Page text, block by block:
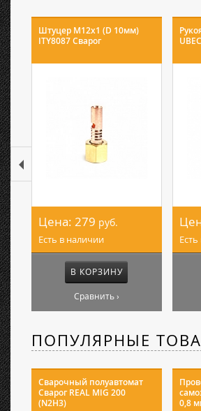
Штуцер М12х1 (D 10мм)
ITY8087 Сварог
Цена: 279 руб.
Есть в наличии
В КОРЗИНУ
Сравнить ›
ПОПУЛЯРНЫЕ
Сварочный полуавтомат
Сварог REAL MIG 200
(N2H3)
0,8